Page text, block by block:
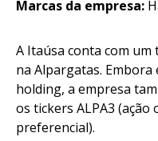
Marcas da empresa:
A Itaúsa conta com um
na Alpargatas.
holding, a empresa
os tickers ALPA3 (ação
preferencial).